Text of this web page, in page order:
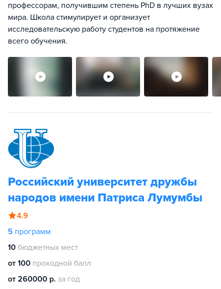
профессорам, получившим степень PhD в лучших вузах
мира. Школа стимулирует и организует
исследовательскую работу студентов на протяжение
всего обучения.
Российский университет дружбы
народов имени Патриса Лумумбы
4.9
5 программ
10 бюджетных мест
от 100 проходной балл
от 260000 р. за год